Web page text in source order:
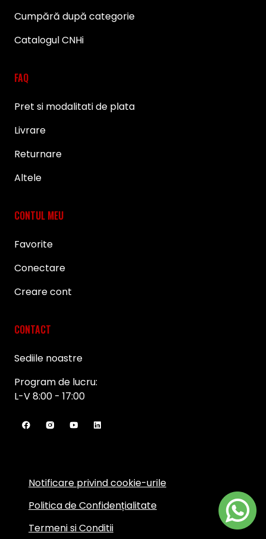
Cumpără după categorie
Catalogul CNHi
FAQ
Pret si modalitati de plata
Livrare
Returnare
Altele
CONTUL MEU
Favorite
Conectare
Creare cont
CONTACT
Sediile noastre
Program de lucru:
L-V 8:00 - 17:00
Notificare privind cookie-urile
Politica de Confidențialitate
Termeni si Conditii